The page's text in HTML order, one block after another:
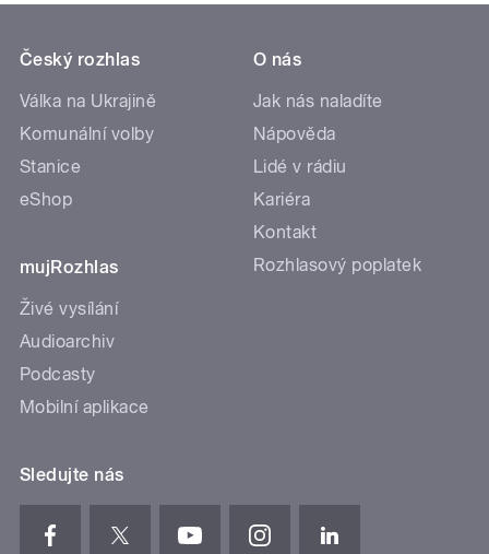
Český rozhlas
Válka na Ukrajině
Komunální volby
Stanice
eShop
mujRozhlas
Živé vysílání
Audioarchiv
Podcasty
Mobilní aplikace
O nás
Jak nás naladíte
Nápověda
Lidé v rádiu
Kariéra
Kontakt
Rozhlasový poplatek
Sledujte nás